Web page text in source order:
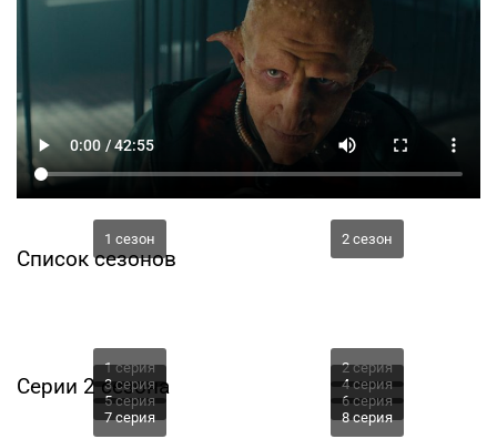
Список сезонов
1 сезон 2 сезон
Серии 2 сезона
1 серия
2 серия
3 серия
4 серия
5 серия
6 серия
7 серия
8 серия